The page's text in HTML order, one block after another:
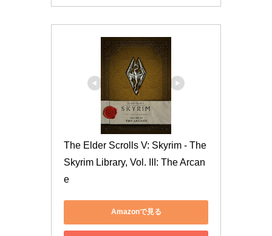
The Elder Scrolls V: Skyrim - The
Skyrim Library, Vol. III: The Arcan
e
Amazonで見る